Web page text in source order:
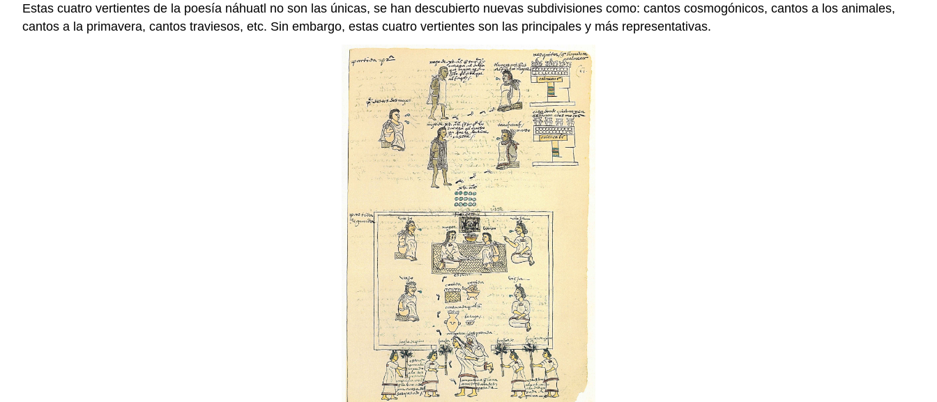
Estas cuatro vertientes de la poesía náhuatl no son las únicas, se han descubierto nuevas subdivisiones como: cantos cosmogónicos, cantos a los animales,
cantos a la primavera, cantos traviesos, etc. Sin embargo, estas cuatro vertientes son las principales y más representativas.